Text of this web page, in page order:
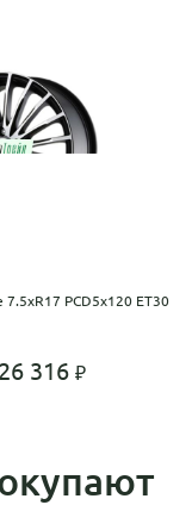
7.5xR17 PCD5x120 ET30
26 316